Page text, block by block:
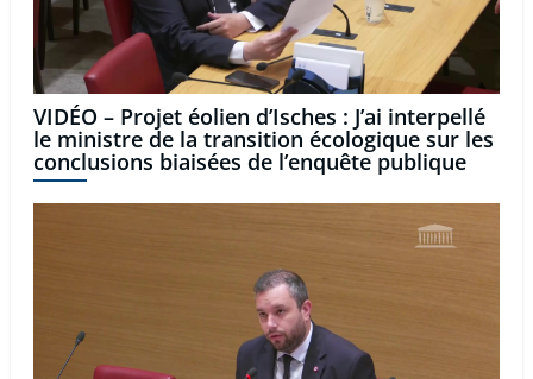
VIDÉO – Projet éolien d’Isches : J’ai interpellé
le ministre de la transition écologique sur les
conclusions biaisées de l’enquête publique